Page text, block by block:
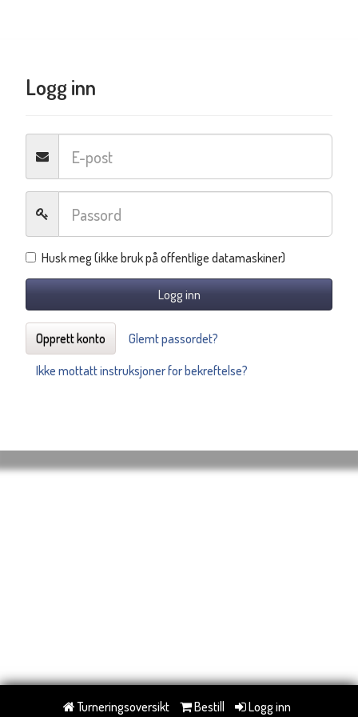
Logg inn
Husk meg (ikke bruk på offentlige datamaskiner)
Logg inn
Opprett konto
Glemt passordet?
Ikke mottatt instruksjoner for bekreftelse?
Turneringsoversikt Bestill Logg inn